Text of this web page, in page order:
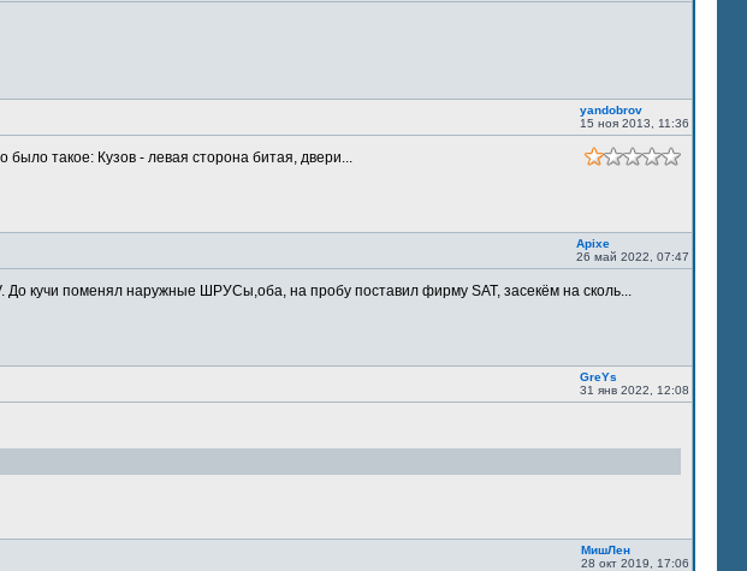
yandobrov
15 ноя 2013, 11:36
такое: Кузов - левая сторона битая, двери...
Apixe
26 май 2022, 07:47
До кучи поменял наружные ШРУСы,оба, на пробу поставил фирму SAT, засекём на сколь...
GreYs
31 янв 2022, 12:08
МишЛен
28 окт 2019, 17:06